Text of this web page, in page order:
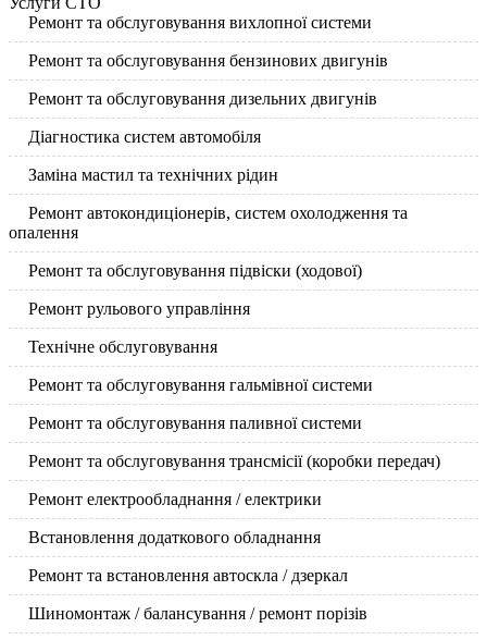
Ремонт та обслуговування вихлопної системи
Ремонт та обслуговування бензинових двигунів
Ремонт та обслуговування дизельних двигунів
Діагностика систем автомобіля
Заміна мастил та технічних рідин
Ремонт автокондиціонерів, систем охолодження та
опалення
Ремонт та обслуговування підвіски (ходової)
Ремонт рульового управління
Технічне обслуговування
Ремонт та обслуговування гальмівної системи
Ремонт та обслуговування паливної системи
Ремонт та обслуговування трансмісії (коробки передач)
Ремонт електрообладнання / електрики
Встановлення додаткового обладнання
Ремонт та встановлення автоскла / дзеркал
Шиномонтаж / балансування / ремонт порізів